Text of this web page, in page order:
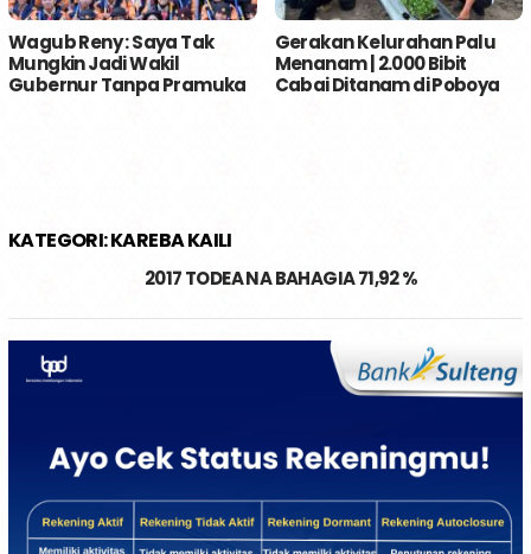
Wagub Reny : Saya Tak
Mungkin Jadi Wakil
Gubernur Tanpa Pramuka
Gerakan Kelurahan Palu
Menanam | 2.000 Bibit
Cabai Ditanam di Poboya
KATEGORI:KAREBA KAILI
2017 TODEA NA BAHAGIA 71,92 %